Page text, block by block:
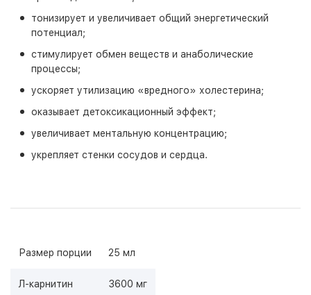
тонизирует и увеличивает общий энергетический
потенциал;
стимулирует обмен веществ и анаболические
процессы;
ускоряет утилизацию «вредного» холестерина;
оказывает детоксикационный эффект;
увеличивает ментальную концентрацию;
укрепляет стенки сосудов и сердца.
Размер порции 25 мл
Л-карнитин 3600 мг